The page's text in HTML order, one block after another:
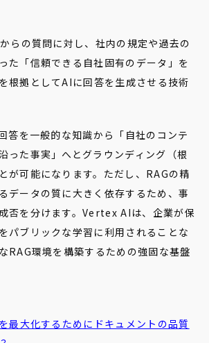
らの質問に対し、社内の規定や過去の
た「信頼できる自社固有のデータ」を
根拠としてAIに回答を生成させる技術
答を一般的な知識から「自社のコンテ
った事実」へとグラウンディング（根
が可能になります。ただし、RAGの精
データの質に大きく依存するため、事
否を分けます。Vertex AIは、企業が保
パブリックな学習に利用されることな
RAG環境を構築するための強固な基盤
最大化するためにドキュメントの品質